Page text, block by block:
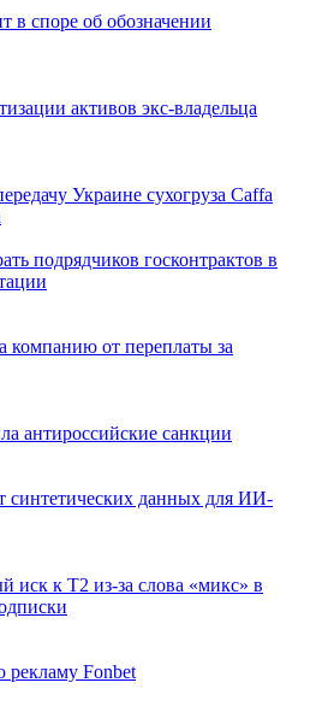
в споре об обозначении
активов экс-владельца
Украине сухогруза Caffa
подрядчиков госконтрактов в
компанию от переплаты за
антироссийские санкции
синтетических данных для ИИ-
иск к Т2 из-за слова «микс» в
Fonbet